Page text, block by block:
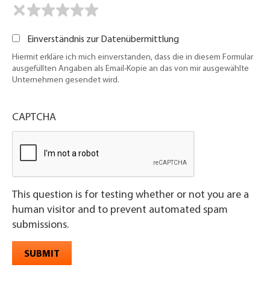
Einverständnis zur Datenübermittlung
Hiermit erkläre ich mich einverstanden, dass die in diesem Formular
ausgefüllten Angaben als Email-Kopie an das von mir ausgewählte
Unternehmen gesendet wird.
CAPTCHA
This question is for testing whether or not you are a
human visitor and to prevent automated spam
submissions.
SUBMIT